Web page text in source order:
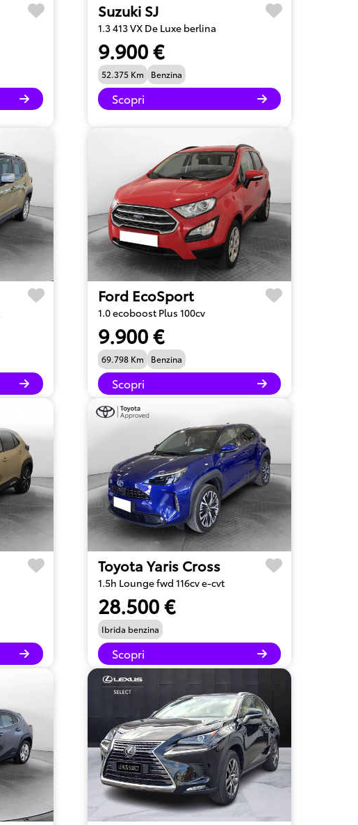
Suzuki SJ
1.3 413 VX De Luxe berlina
9.900 €
52.375 Km Benzina
Scopri
Ford EcoSport
1.0 ecoboost Plus 100cv
9.900 €
69.798 Km Benzina
Scopri
Toyota Yaris Cross
1.5h Lounge fwd 116cv e-cvt
28.500 €
Ibrida benzina
Scopri